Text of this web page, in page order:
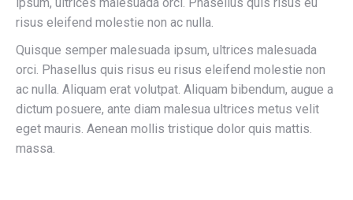
risus eleifend molestie non ac nulla.
Quisque semper malesuada ipsum, ultrices malesuada
orci. Phasellus quis risus eu risus eleifend molestie non
ac nulla. Aliquam erat volutpat. Aliquam bibendum, augue a
dictum posuere, ante diam malesua ultrices metus velit
eget mauris. Aenean mollis tristique dolor quis mattis.
massa.